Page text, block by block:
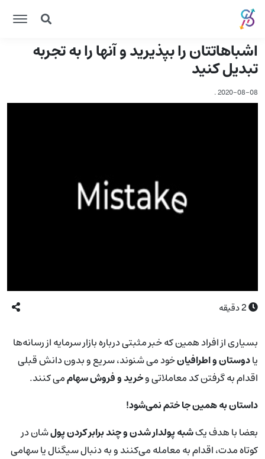
اشباهاتتان را بپذیرید و آنها را به تجربه
تبدیل کنید
2020-08-08
.
2دقیقه
بسیاری از افراد همین که خبر مثبتی درباره بازار سرمایه از رسانه‌ها
یادوستان و اطرافیانخود می شنوند، سریع و بدون دانش قبلی
اقدام به گرفتن کد معاملاتی وخرید و فروش سهاممی کنند.
داستان به همین جا ختم نمی‌شود!
بعضا با هدف یکشبه پولدار شدن و چند برابر کردن پولشان در
کوتاه مدت، اقدام به معامله می‌کنند و به دنبال سیگنال یا سهامی